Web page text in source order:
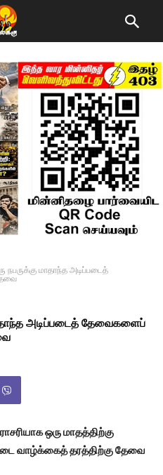
நபருக்கு மாதாந்த அடிப்படைத்
அடிப்படைத் தேவைகளைப்
ஒரு மாதத்திற்கு
வாழ்க்கைத் தரத்திற்கு தேவை